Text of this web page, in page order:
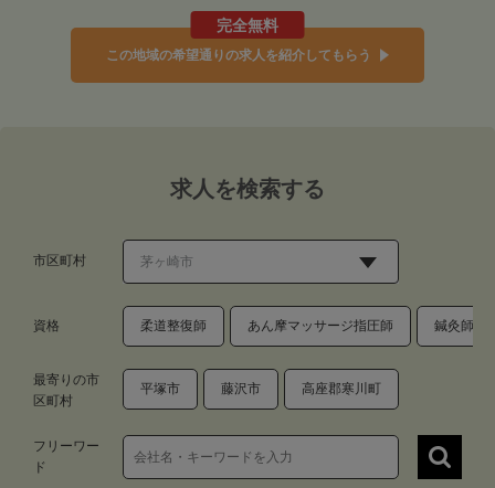
完全無料
この地域の希望通りの求人を紹介してもらう
求人を検索する
市区町村
資格 柔道整復師 あん摩マッサージ指圧師 鍼灸師
最寄りの市
区町村
平塚市 藤沢市 高座郡寒川町
フリーワー
ド